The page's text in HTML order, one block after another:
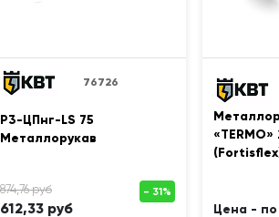
76726
Р3-ЦПнг-LS 75
Металлорукав
612,33 руб Цена - по